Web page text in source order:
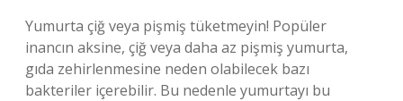
Yumurta çiğ veya pişmiş tüketmeyin! Popüler
inancın aksine, çiğ veya daha az pişmiş yumurta,
gıda zehirlenmesine neden olabilecek bazı
bakteriler içerebilir. Bu nedenle yumurtayı bu